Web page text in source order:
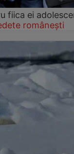
fiica ei
românești